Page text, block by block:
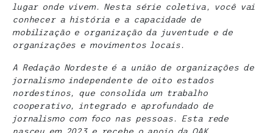
lugar onde vivem. Nesta série coletiva, você vai
conhecer a história e a capacidade de
mobilização e organização da juventude e de
organizações e movimentos locais.
A Redação Nordeste é a união de organizações de
jornalismo independente de oito estados
nordestinos, que consolida um trabalho
cooperativo, integrado e aprofundado de
jornalismo com foco nas pessoas. Esta rede